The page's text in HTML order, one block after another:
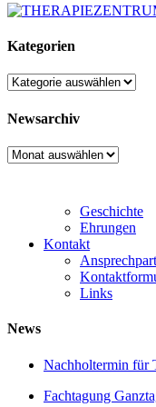
Kategorien
Kategorien
Newsarchiv
Newsarchiv
Geschichte
Ehrungen
Kontakt
Links
News
Nachholtermin für
Fachtagung